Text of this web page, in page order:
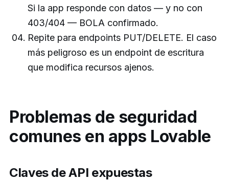
Si la app responde con datos — y no con
403/404 — BOLA confirmado.
Repite para endpoints PUT/DELETE. El caso
más peligroso es un endpoint de escritura
que modifica recursos ajenos.
Problemas de seguridad
comunes en apps Lovable
Claves de API expuestas